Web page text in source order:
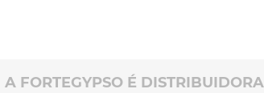
A FORTEGYPSO É